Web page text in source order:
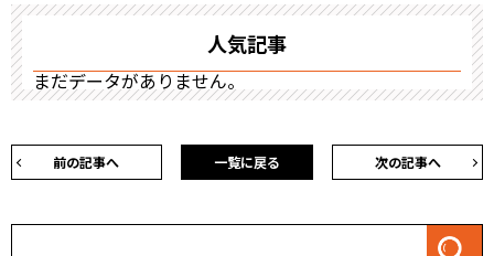
人気記事
まだデータがありません。
前の記事へ 次の記事へ
一覧に戻る